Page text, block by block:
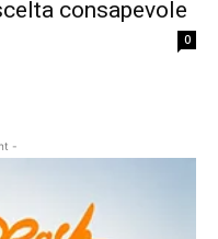
consapevole
0
-